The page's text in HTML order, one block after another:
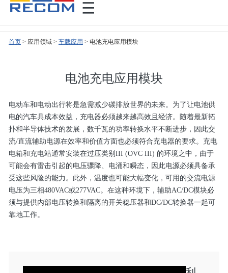
首页 > > 车载应用 > 电池充电应用模块
电池充电应用模块
电动车和电动出行将是急需减少碳排放世界的未来。为了让电池供
电的汽车具成本效益，充电器必须越来越高效且经济。随着最新拓
扑和半导体技术的发展，数千瓦的功率转换水平不断进步，因此交
流/直流辅助电源在效率和价值方面也必须符合充电器的要求。充电
电箱和充电站通常安装在过压类别III (OVC III) 的环境之中，由于
可能会有雷击引起的电压骤降、电涌和瞬态，因此电源必须具备承
受这些风险的能力。此外，温度也可能大幅变化，可用的交流电源
电压为三相480VAC或277VAC。在这种环境下，辅助AC/DC模块必
须与提供内部电压转换和隔离的开关稳压器和DC/DC转换器一起可
靠地工作。